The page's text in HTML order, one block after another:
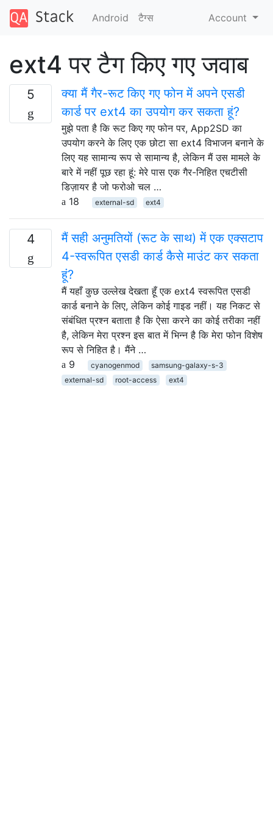
Android टैग्‍स Account
ext4 पर टैग किए गए जवाब
5
क्या मैं गैर-रूट किए गए फोन में अपने एसडी
कार्ड पर ext4 का उपयोग कर सकता हूं?
मुझे पता है कि रूट किए गए फोन पर, App2SD का
उपयोग करने के लिए एक छोटा सा ext4 विभाजन बनाने के
लिए यह सामान्य रूप से सामान्य है, लेकिन मैं उस मामले के
बारे में नहीं पूछ रहा हूं: मेरे पास एक गैर-निहित एचटीसी
डिज़ायर है जो फरोओ चल …
18
external-sd ext4
4
मैं सही अनुमतियों (रूट के साथ) में एक एक्सटाप
4-स्वरूपित एसडी कार्ड कैसे माउंट कर सकता
हूं?
मैं यहाँ कुछ उल्लेख देखता हूँ एक ext4 स्वरूपित एसडी
कार्ड बनाने के लिए, लेकिन कोई गाइड नहीं। यह निकट से
संबंधित प्रश्न बताता है कि ऐसा करने का कोई तरीका नहीं
है, लेकिन मेरा प्रश्न इस बात में भिन्न है कि मेरा फोन विशेष
रूप से निहित है। मैंने …
9
cyanogenmod
samsung-galaxy-s-3
external-sd
root-access ext4